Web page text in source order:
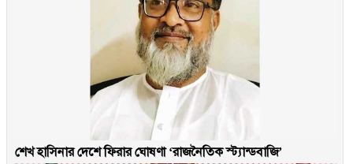
শেখ হাসিনার দেশে ফিরার ঘোষণা ‘রাজনৈতিক স্ট্যান্ডবাজি’